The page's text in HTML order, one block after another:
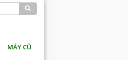
MÁY CŨ